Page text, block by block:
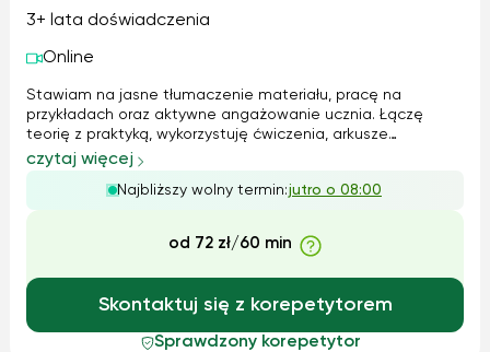
3+ lata doświadczenia
Online
Stawiam na jasne tłumaczenie materiału, pracę na
przykładach oraz aktywne angażowanie ucznia. Łączę
teorię z praktyką, wykorzystuję ćwiczenia, arkusze
egzaminacyjne, notatki autorskie oraz rozmowę, aby uczeń
rozumiał materiał, a nie tylko go zapamiętywał. Tempo
pracy zawsze dopasowuję do możliwości ...
czytaj więcej
Najbliższy wolny termin:jutro o 08:00
od 72 zł/60 min
Skontaktuj się z korepetytorem
Sprawdzony korepetytor